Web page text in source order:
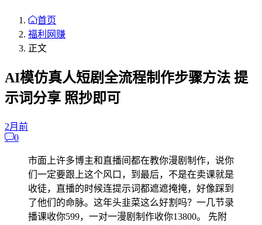
首页
福利网赚
正文
AI模仿真人短剧全流程制作步骤方法 提
示词分享 照抄即可
2月前
0
市面上许多博主和直播间都在教你漫剧制作，说你
们一定要跟上这个风口，到最后，不是在卖课就是
收徒，直播的时候连提示词都遮遮掩掩，好像踩到
了他们的命脉。这年头韭菜这么好割吗？一几节录
播课收你599，一对一漫剧制作收你13800。 先附